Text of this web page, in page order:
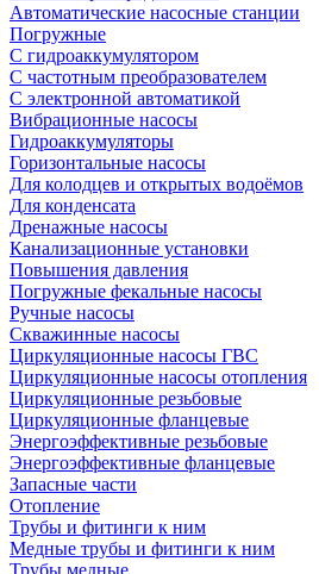
Автоматические насосные станции
Погружные
С гидроаккумулятором
С частотным преобразователем
С электронной автоматикой
Вибрационные насосы
Гидроаккумуляторы
Горизонтальные насосы
Для колодцев и открытых водоёмов
Для конденсата
Дренажные насосы
Канализационные установки
Повышения давления
Погружные фекальные насосы
Ручные насосы
Скважинные насосы
Циркуляционные насосы ГВС
Циркуляционные насосы отопления
Циркуляционные резьбовые
Циркуляционные фланцевые
Энергоэффективные резьбовые
Энергоэффективные фланцевые
Запасные части
Отопление
Трубы и фитинги к ним
Медные трубы и фитинги к ним
Трубы медные